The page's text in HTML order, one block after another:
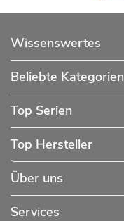
Wissenswertes
Beliebte Kategorien
Top Serien
Top Hersteller
Über uns
Services